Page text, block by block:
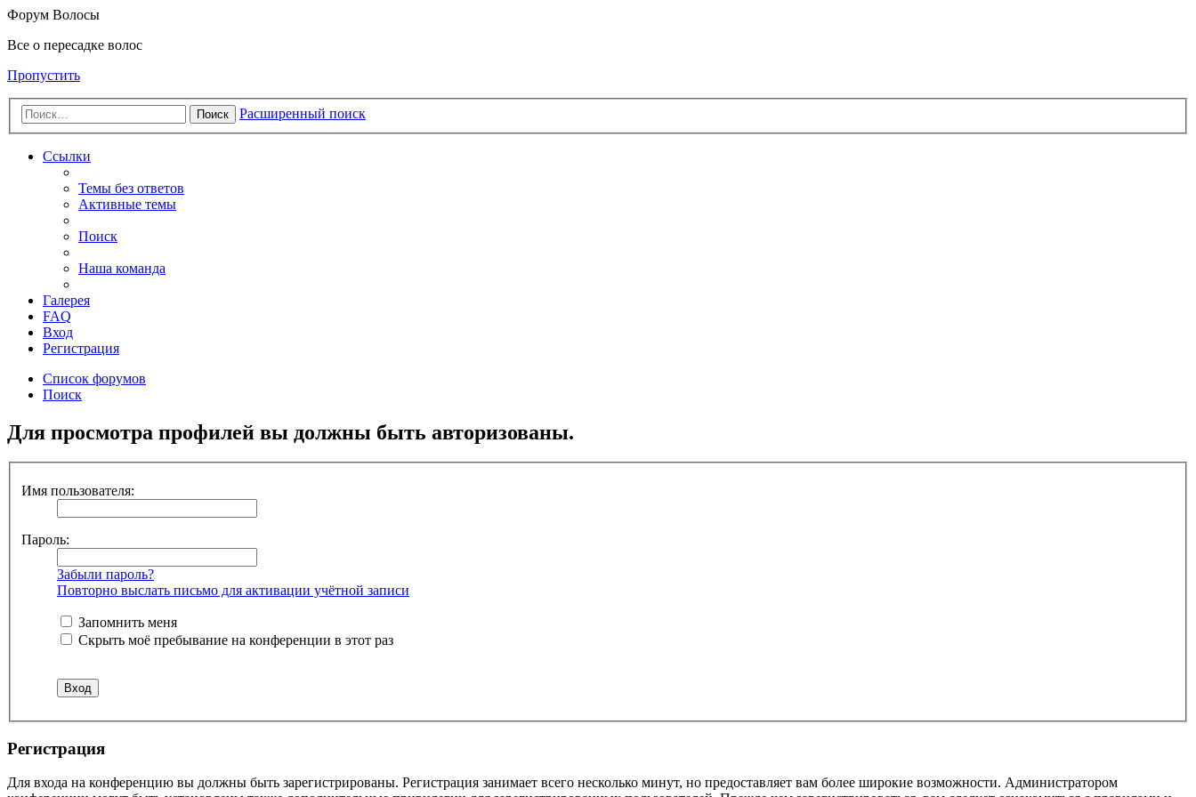
Форум Волосы
Все о пересадке волос
Пропустить
Поиск Расширенный поиск
Ссылки
Темы без ответов
Активные темы
Поиск
Наша команда
Галерея
FAQ
Вход
Регистрация
Список форумов
Поиск
Для просмотра профилей вы должны быть авторизованы.
Имя пользователя:
Пароль:
Забыли пароль?
Повторно выслать письмо для активации учётной записи
Запомнить меня
Скрыть моё пребывание на конференции в этот раз
Регистрация
Для входа на конференцию вы должны быть зарегистрированы. Регистрация занимает всего несколько минут, но предоставляет вам более широкие возможности. Администратором